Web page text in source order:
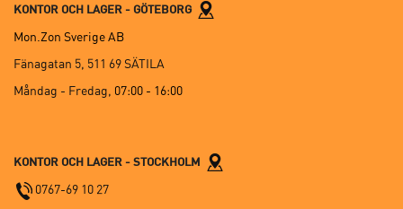
KONTOR OCH LAGER - GÖTEBORG
Mon.Zon Sverige AB
Fänagatan 5, 511 69 SÄTILA
Måndag - Fredag, 07:00 - 16:00
KONTOR OCH LAGER - STOCKHOLM
0767-69 10 27